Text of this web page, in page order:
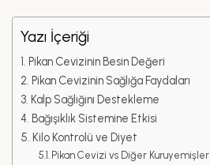
Yazı İçeriği
Pikan Cevizinin Besin Değeri
Pikan Cevizinin Sağlığa Faydaları
Kalp Sağlığını Destekleme
Bağışıklık Sistemine Etkisi
Kilo Kontrolü ve Diyet
Pikan Cevizi vs Diğer Kuruyemişler